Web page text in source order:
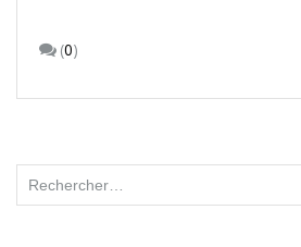
(0)
Rechercher :